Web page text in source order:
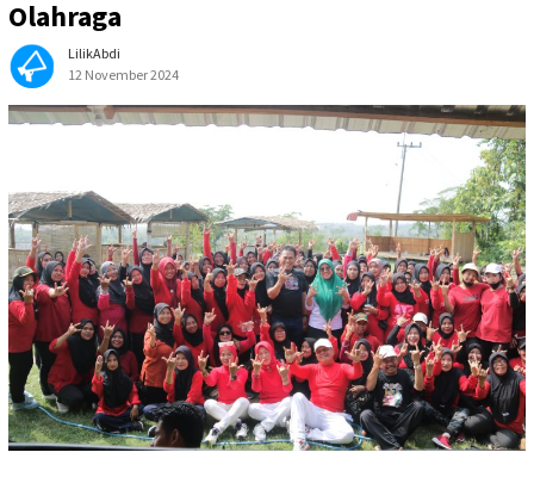
Olahraga
LilikAbdi
12 November 2024